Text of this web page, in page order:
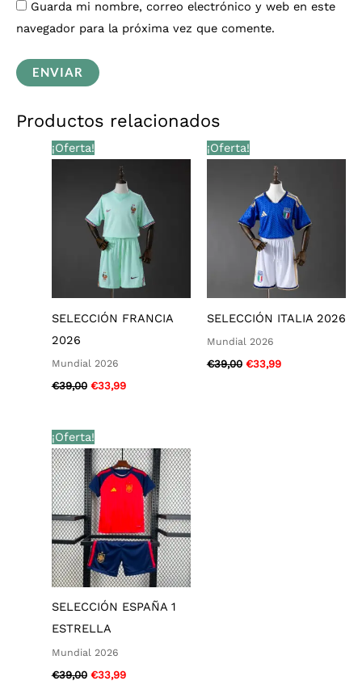
Guarda mi nombre, correo electrónico y web en este
navegador para la próxima vez que comente.
Productos relacionados
¡Oferta!
SELECCIÓN FRANCIA
2026
Mundial 2026
€39,00
El
precio
original
€39,00.
€33,99
precio
es:
€33,99.
¡Oferta!
SELECCIÓN ITALIA 2026
Mundial 2026
€39,00
El
precio
original
€39,00.
€33,99
precio
es:
€33,99.
¡Oferta!
SELECCIÓN ESPAÑA 1
ESTRELLA
Mundial 2026
€39,00
El
precio
original
era:
€39,00.
€33,99
precio
actual
es:
€33,99.